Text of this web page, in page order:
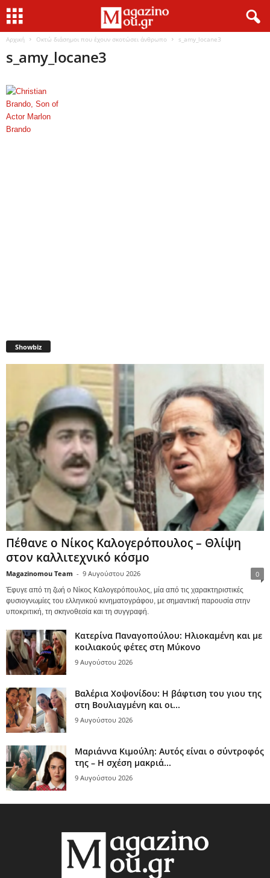
Αρχική Οκτώ διάσημοι που έχουν σκοτώσει άνθρωπο s_amy_locane3
s_amy_locane3
Showbiz
Πέθανε ο Νίκος Καλογερόπουλος – Θλίψη
στον καλλιτεχνικό κόσμο
Magazinomou Team - 9 Αυγούστου 2026 0
Έφυγε από τη ζωή ο Νίκος Καλογερόπουλος, μία από τις χαρακτηριστικές
φυσιογνωμίες του ελληνικού κινηματογράφου, με σημαντική παρουσία στην
υποκριτική, τη σκηνοθεσία και τη συγγραφή.
Κατερίνα Παναγοπούλου: Ηλιοκαμένη και με
κοιλιακούς φέτες στη Μύκονο
9 Αυγούστου 2026
Βαλέρια Χοψονίδου: Η βάφτιση του γιου της
στη Βουλιαγμένη και οι...
9 Αυγούστου 2026
Μαριάννα Κιμούλη: Αυτός είναι ο σύντροφός
της – Η σχέση μακριά...
9 Αυγούστου 2026